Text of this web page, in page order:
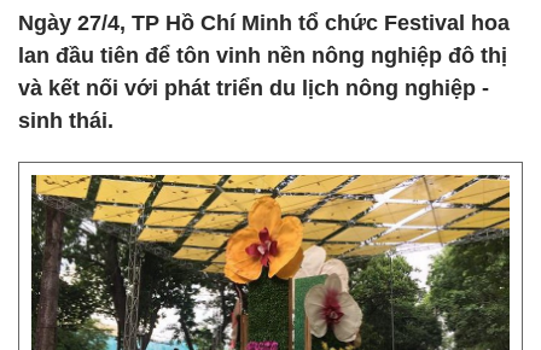
Ngày 27/4, TP Hồ Chí Minh tổ chức Festival hoa
lan đầu tiên để tôn vinh nền nông nghiệp đô thị
và kết nối với phát triển du lịch nông nghiệp -
sinh thái.